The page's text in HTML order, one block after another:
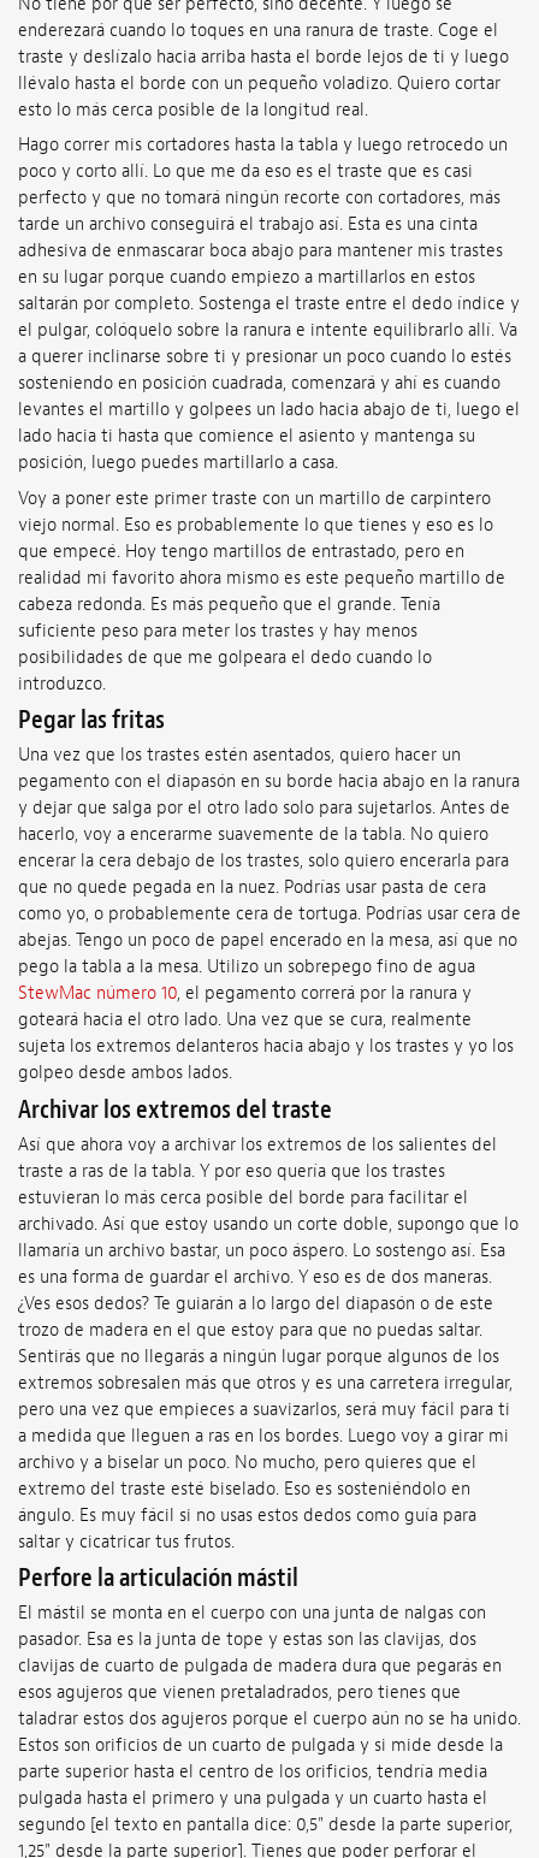
enderezará cuando lo toques en una ranura de traste. Coge el
traste y deslízalo hacia arriba hasta el borde lejos de ti y luego
llévalo hasta el borde con un pequeño voladizo. Quiero cortar
esto lo más cerca posible de la longitud real.
Hago correr mis cortadores hasta la tabla y luego retrocedo un
poco y corto allí. Lo que me da eso es el traste que es casi
perfecto y que no tomará ningún recorte con cortadores, más
tarde un archivo conseguirá el trabajo así. Esta es una cinta
adhesiva de enmascarar boca abajo para mantener mis trastes
en su lugar porque cuando empiezo a martillarlos en estos
saltarán por completo. Sostenga el traste entre el dedo índice y
el pulgar, colóquelo sobre la ranura e intente equilibrarlo allí. Va
a querer inclinarse sobre ti y presionar un poco cuando lo estés
sosteniendo en posición cuadrada, comenzará y ahí es cuando
levantes el martillo y golpees un lado hacia abajo de ti, luego el
lado hacia ti hasta que comience el asiento y mantenga su
posición, luego puedes martillarlo a casa.
Voy a poner este primer traste con un martillo de carpintero
viejo normal. Eso es probablemente lo que tienes y eso es lo
que empecé. Hoy tengo martillos de entrastado, pero en
realidad mi favorito ahora mismo es este pequeño martillo de
cabeza redonda. Es más pequeño que el grande. Tenía
suficiente peso para meter los trastes y hay menos
posibilidades de que me golpeara el dedo cuando lo
introduzco.
Pegar las fritas
Una vez que los trastes estén asentados, quiero hacer un
pegamento con el diapasón en su borde hacia abajo en la ranura
y dejar que salga por el otro lado solo para sujetarlos. Antes de
hacerlo, voy a encerarme suavemente de la tabla. No quiero
encerar la cera debajo de los trastes, solo quiero encerarla para
que no quede pegada en la nuez. Podrías usar pasta de cera
como yo, o probablemente cera de tortuga. Podrías usar cera de
abejas. Tengo un poco de papel encerado en la mesa, así que no
pego la tabla a la mesa. Utilizo un sobrepego fino de agua
StewMac número 10, el pegamento correrá por la ranura y
goteará hacia el otro lado. Una vez que se cura, realmente
sujeta los extremos delanteros hacia abajo y los trastes y yo los
golpeo desde ambos lados.
Archivar los extremos del traste
Así que ahora voy a archivar los extremos de los salientes del
traste a ras de la tabla. Y por eso quería que los trastes
estuvieran lo más cerca posible del borde para facilitar el
archivado. Así que estoy usando un corte doble, supongo que lo
llamaría un archivo bastar, un poco áspero. Lo sostengo así. Esa
es una forma de guardar el archivo. Y eso es de dos maneras.
¿Ves esos dedos? Te guiarán a lo largo del diapasón o de este
trozo de madera en el que estoy para que no puedas saltar.
Sentirás que no llegarás a ningún lugar porque algunos de los
extremos sobresalen más que otros y es una carretera irregular,
pero una vez que empieces a suavizarlos, será muy fácil para ti
a medida que lleguen a ras en los bordes. Luego voy a girar mi
archivo y a biselar un poco. No mucho, pero quieres que el
extremo del traste esté biselado. Eso es sosteniéndolo en
ángulo. Es muy fácil si no usas estos dedos como guía para
saltar y cicatricar tus frutos.
Perfore la articulación mástil
El mástil se monta en el cuerpo con una junta de nalgas con
pasador. Esa es la junta de tope y estas son las clavijas, dos
clavijas de cuarto de pulgada de madera dura que pegarás en
esos agujeros que vienen pretaladrados, pero tienes que
taladrar estos dos agujeros porque el cuerpo aún no se ha unido.
Estos son orificios de un cuarto de pulgada y si mide desde la
parte superior hasta el centro de los orificios, tendría media
pulgada hasta el primero y una pulgada y un cuarto hasta el
segundo [el texto en pantalla dice: 0,5" desde la parte superior,
1,25" desde la parte superior]. Tienes que poder perforar el